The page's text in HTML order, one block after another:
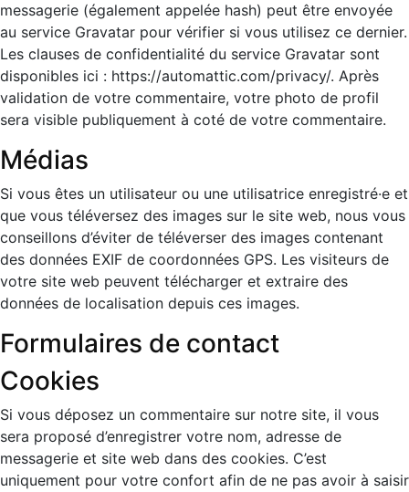
messagerie (également appelée hash) peut être envoyée
au service Gravatar pour vérifier si vous utilisez ce dernier.
Les clauses de confidentialité du service Gravatar sont
disponibles ici : https://automattic.com/privacy/. Après
validation de votre commentaire, votre photo de profil
sera visible publiquement à coté de votre commentaire.
Médias
Si vous êtes un utilisateur ou une utilisatrice enregistré·e et
que vous téléversez des images sur le site web, nous vous
conseillons d’éviter de téléverser des images contenant
des données EXIF de coordonnées GPS. Les visiteurs de
votre site web peuvent télécharger et extraire des
données de localisation depuis ces images.
Formulaires de contact
Cookies
Si vous déposez un commentaire sur notre site, il vous
sera proposé d’enregistrer votre nom, adresse de
messagerie et site web dans des cookies. C’est
uniquement pour votre confort afin de ne pas avoir à saisir